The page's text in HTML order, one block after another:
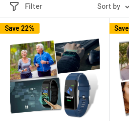
Filter Sort by
Save 22% Save